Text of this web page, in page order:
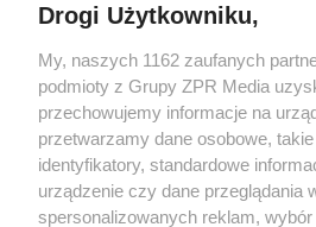
Żaden utwór zamieszczony w serwisie nie
rozpowszechniany lub dalej
tym także elektroniczny lub mechaniczny)
eksploatacji w jakiejkolwiek formie,
Internecie bez pisemnej zgody właściciela
wykorzystanie utworów w całości lub w
tzn. bez właściwej zgody, jest zabronione
ścigane prawnie.
Drogi Użytkowniku,
My, naszych 1162 zaufanych
podmioty z Grupy ZPR Media
przechowujemy informacje na
przetwarzamy dane osobowe,
identyfikatory, standardowe
urządzenie czy dane przeglądania
spersonalizowanych reklam,